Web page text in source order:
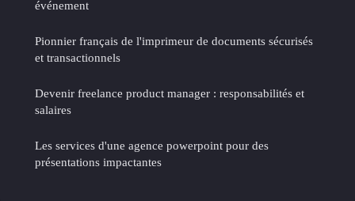
événement
Pionnier français de l'imprimeur de documents sécurisés
et transactionnels
Devenir freelance product manager : responsabilités et
salaires
Les services d'une agence powerpoint pour des
présentations impactantes